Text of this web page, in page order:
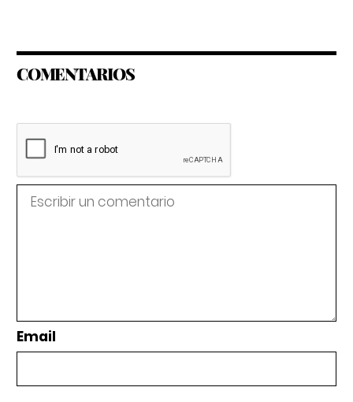
COMENTARIOS
Email